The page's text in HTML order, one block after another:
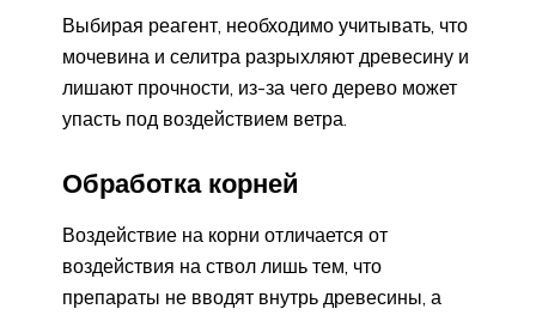
Выбирая реагент, необходимо учитывать, что
мочевина и селитра разрыхляют древесину и
лишают прочности, из-за чего дерево может
упасть под воздействием ветра.
Обработка корней
Воздействие на корни отличается от
воздействия на ствол лишь тем, что
препараты не вводят внутрь древесины, а